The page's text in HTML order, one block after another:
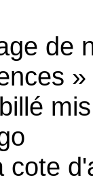
de
»
cote